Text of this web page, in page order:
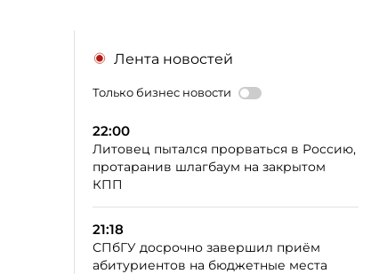
Лента новостей
Только бизнес новости
22:00
Литовец пытался прорваться в Россию,
протаранив шлагбаум на закрытом
КПП
21:18
СПбГУ досрочно завершил приём
абитуриентов на бюджетные места